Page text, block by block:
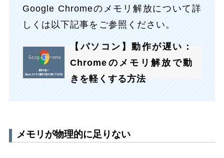
Google Chromeのメモリ解放について詳
しくは以下記事をご参照ください。
【パソコン】動作が遅い：
Chromeのメモリ解放で動
きを軽くする方法
メモリが物理的に足りない